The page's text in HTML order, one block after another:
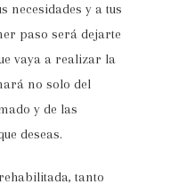
necesidades y a tus
paso será dejarte
vaya a realizar la
no solo del
y de las
deseas.
tanto